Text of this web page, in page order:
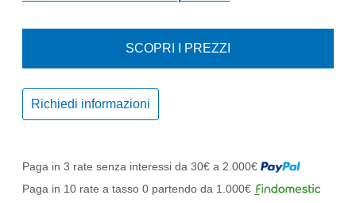
SCOPRI I PREZZI
Richiedi informazioni
Paga in 3 rate senza interessi da 30€ a 2.000€
Paga in 10 rate a tasso 0 partendo da 1.000€